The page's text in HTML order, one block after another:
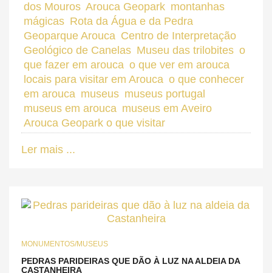
dos Mouros Arouca Geopark montanhas
mágicas Rota da Água e da Pedra
Geoparque Arouca Centro de Interpretação
Geológico de Canelas Museu das trilobites o
que fazer em arouca o que ver em arouca
locais para visitar em Arouca o que conhecer
em arouca museus museus portugal
museus em arouca museus em Aveiro
Arouca Geopark o que visitar
Ler mais ...
MONUMENTOS/MUSEUS
PEDRAS PARIDEIRAS QUE DÃO À LUZ NA ALDEIA DA
CASTANHEIRA